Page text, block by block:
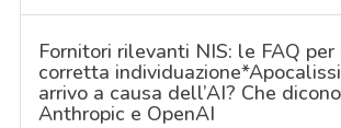
Fornitori rilevanti NIS: le FAQ
corretta
arrivo a causa dell’AI? Che
Anthropic e OpenAI